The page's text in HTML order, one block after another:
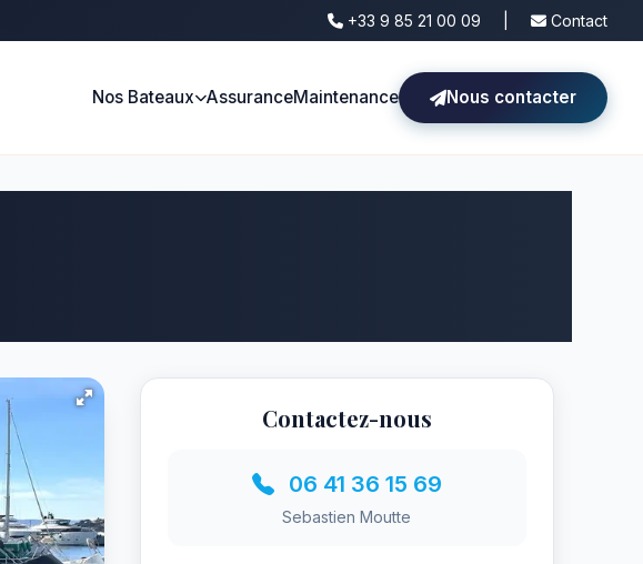
+33 9 85 21 00 09 Contact
Nos Bateaux AssuranceMaintenance Nous contacter
Contactez-nous
06 41 36 15 69
Sebastien Moutte